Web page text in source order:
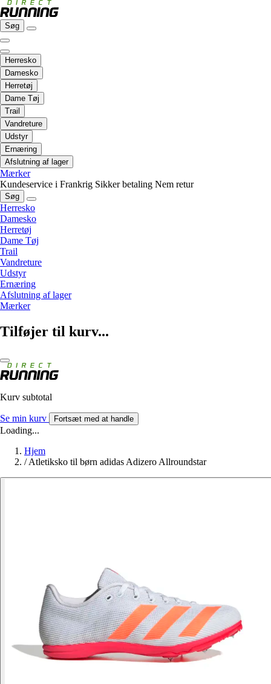
Søg
Herresko
Damesko
Herretøj
Dame Tøj
Trail
Vandreture
Udstyr
Ernæring
Afslutning af lager
Mærker
Kundeservice i Frankrig Sikker betaling Nem retur
Søg
Herresko
Damesko
Herretøj
Dame Tøj
Trail
Vandreture
Udstyr
Ernæring
Afslutning af lager
Mærker
Tilføjer til kurv...
Kurv subtotal
Se min kurv Fortsæt med at handle
Loading...
Hjem
/ Atletiksko til børn adidas Adizero Allroundstar